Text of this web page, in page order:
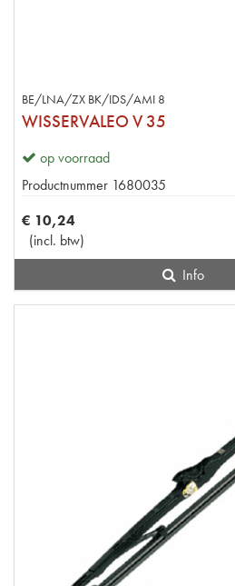
BE/LNA/ZX BK/IDS/AMI 8
WISSERVALEO V 35
op voorraad
Productnummer 1680035
€ 10,24
(incl. btw)
Info